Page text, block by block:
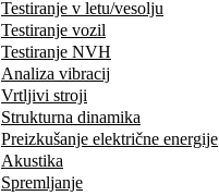
Testiranje v letu/vesolju
Testiranje vozil
Testiranje NVH
Analiza vibracij
Vrtljivi stroji
Strukturna dinamika
Preizkušanje električne energije
Akustika
Spremljanje